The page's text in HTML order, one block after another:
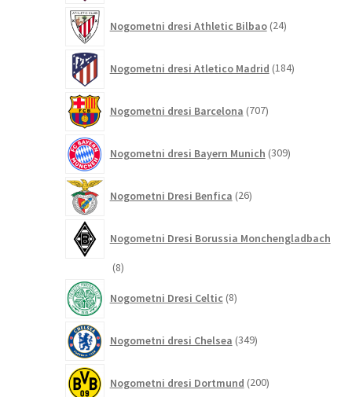
Nogometni dresi Athletic Bilbao 24izdelkov
Nogometni dresi Atletico Madrid 184izdelkov
Nogometni dresi Barcelona 707izdelkov
Nogometni dresi Bayern Munich 309izdelkov
Nogometni Dresi Benfica 26izdelkov
Nogometni Dresi Borussia Monchengladbach
88
Nogometni Dresi Celtic 8izdelkov
Nogometni dresi Chelsea 349izdelkov
Nogometni dresi Dortmund 200izdelkov